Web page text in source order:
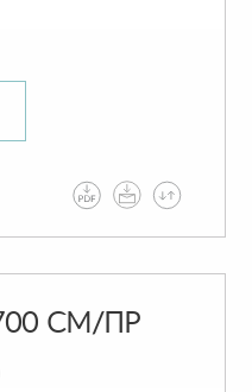
СМ/ПР